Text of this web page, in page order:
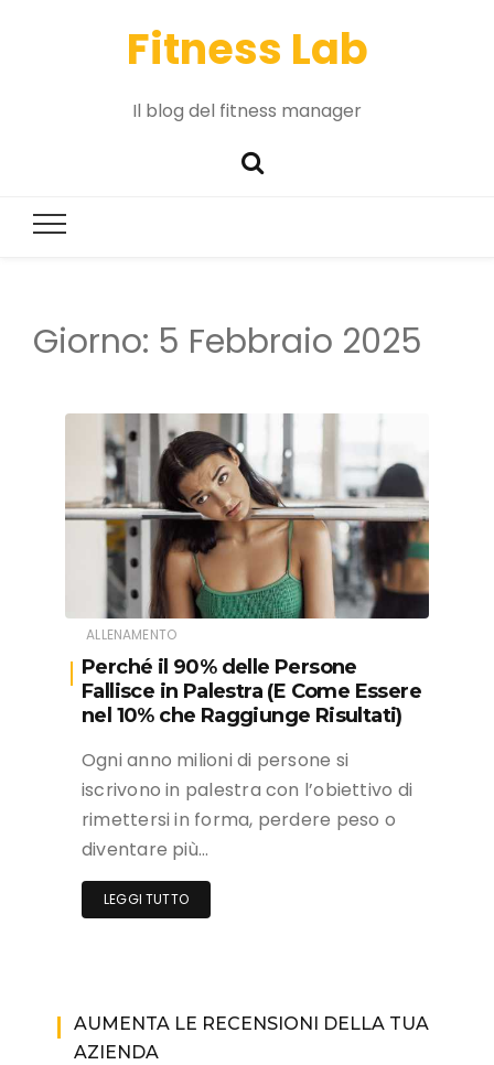
Fitness Lab
Il blog del fitness manager
Giorno: 5 Febbraio 2025
ALLENAMENTO
Perché il 90% delle Persone
Fallisce in Palestra (E Come Essere
nel 10% che Raggiunge Risultati)
Ogni anno milioni di persone si
iscrivono in palestra con l’obiettivo di
rimettersi in forma, perdere peso o
diventare più…
LEGGI TUTTO
AUMENTA LE RECENSIONI DELLA TUA
AZIENDA